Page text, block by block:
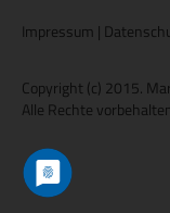
Impressum |
Copyright (c) 2015.
Alle Rechte